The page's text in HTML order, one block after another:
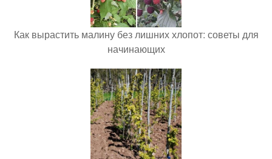
Как вырастить малину без лишних хлопот: советы для
начинающих